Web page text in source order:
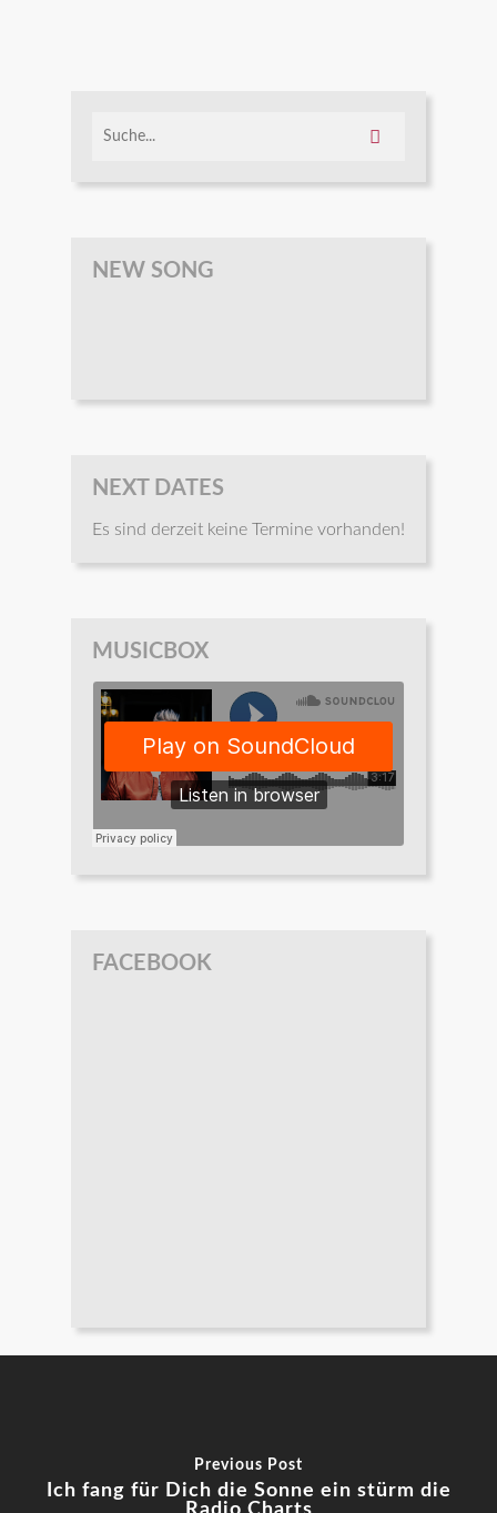
NEW SONG
NEXT DATES
Es sind derzeit keine Termine vorhanden!
MUSICBOX
FACEBOOK
Previous Post
Ich fang für Dich die Sonne ein stürm die
Radio Charts